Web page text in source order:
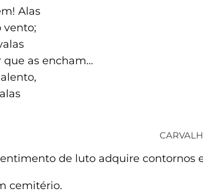
Alas
vento;
que as encham…
de luto adquire contornos
cemitério.